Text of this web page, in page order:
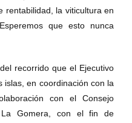
rentabilidad, la viticultura en
que esto nunca
recorrido que el Ejecutivo
islas, en coordinación con la
con el Consejo
Gomera, con el fin de